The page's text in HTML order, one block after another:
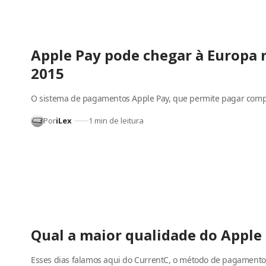
Apple Pay pode chegar à
2015
O sistema de pagamentos Apple Pay, que permite pagar
PoriLex 1 min de leitura
Qual a maior qualidade do Apple
Esses dias falamos aqui do CurrentC, o método de